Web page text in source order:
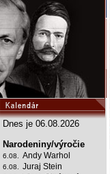
Dnes je 06.08.2026
Narodeniny/výročie
6.08. Andy Warhol
6.08. Juraj Stein